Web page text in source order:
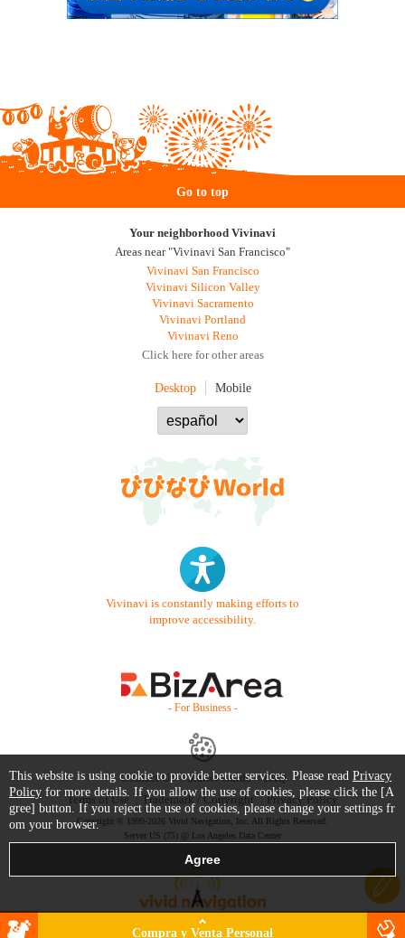
Go to top
Your neighborhood Vivinavi
Areas near "Vivinavi San Francisco"
Vivinavi San Francisco
Vivinavi Silicon Valley
Vivinavi Sacramento
Vivinavi Portland
Vivinavi Reno
Click here for other areas
Desktop Mobile
Vivinavi is constantly making efforts to
improve accessibility.
- For Business -
Contact Us Starter Guide
FAQ
Terms of Use
Trademark / Copyright Privacy Policy
Copyright © 1999-2026 Vivid Navigation, Inc. All Rights Reserved.
Server US (75) @ Los Angeles Data Center
Compra y Venta Personal
This website is using cookie to provide better services. Please read Privacy
Policy for more details. If you allow the use of cookies, please click the [A
gree] button. If you reject the use of cookies, please change your settings fr
om your browser.